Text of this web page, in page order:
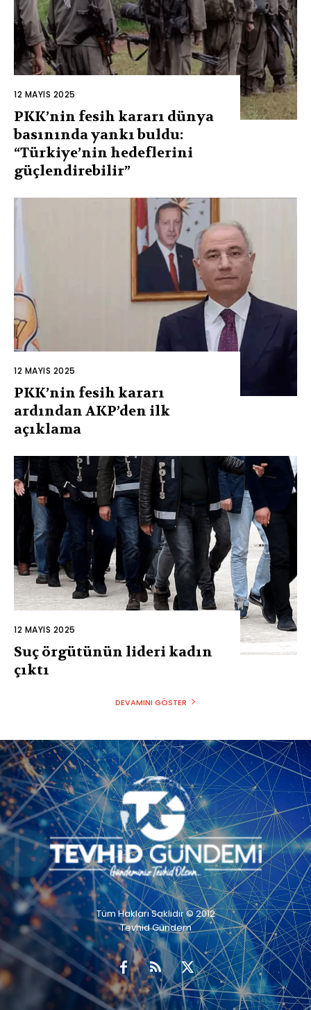
12 MAYIS 2025
PKK’nin fesih kararı dünya
basınında yankı buldu:
“Türkiye’nin hedeflerini
güçlendirebilir”
12 MAYIS 2025
PKK’nin fesih kararı
ardından AKP’den ilk
açıklama
12 MAYIS 2025
Suç örgütünün lideri kadın
çıktı
DEVAMINI GÖSTER
Tüm Hakları Saklıdır © 2012
Tevhid Gündem